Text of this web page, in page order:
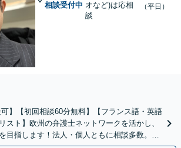
相談受付中 オなど)は応相
談
（平日）
可】【初回相談60分無料】【フランス語・英語
スト】欧州の弁護士ネットワークを活かし、
目指します！法人・個人ともに相談多数。細